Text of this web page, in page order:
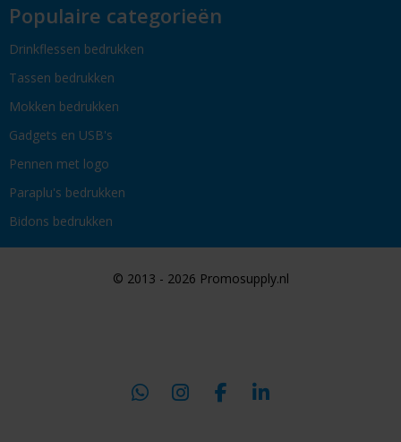
Populaire categorieën
Drinkflessen bedrukken
Tassen bedrukken
Mokken bedrukken
Gadgets en USB's
Pennen met logo
Paraplu's bedrukken
Bidons bedrukken
© 2013 - 2026 Promosupply.nl